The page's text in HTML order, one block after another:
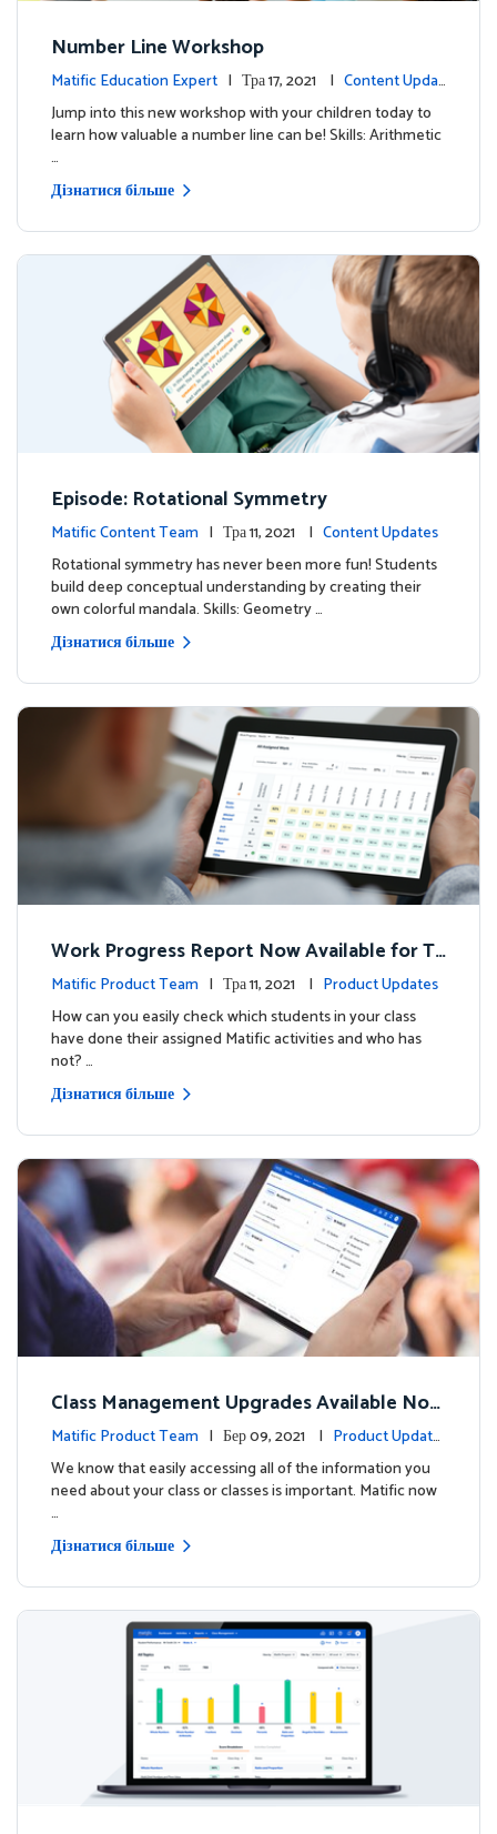
Number Line Workshop
Matific Education Expert | Тра 17, 2021 | Content Updat
esJump into this new workshop with your children today to
learn how valuable a number line can be! Skills: Arithmetic
…
Дізнатися більше
Episode: Rotational Symmetry
Matific Content Team | Тра 11, 2021 | Content Updates
Rotational symmetry has never been more fun! Students
build deep conceptual understanding by creating their
own colorful mandala. Skills: Geometry …
Дізнатися більше
Work Progress Report Now Available for Te
achers
Matific Product Team | Тра 11, 2021 | Product Updates
How can you easily check which students in your class
have done their assigned Matific activities and who has
not? …
Дізнатися більше
Class Management Upgrades Available Now
!Matific Product Team | Бер 09, 2021 | Product Update
s
We know that easily accessing all of the information you
need about your class or classes is important. Matific now
…
Дізнатися більше